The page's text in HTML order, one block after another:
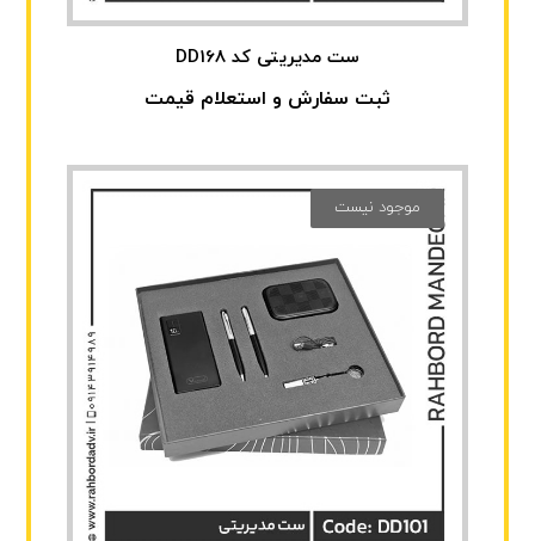
ست مدیریتی کد DD168
ثبت سفارش و استعلام قیمت
موجود نیست